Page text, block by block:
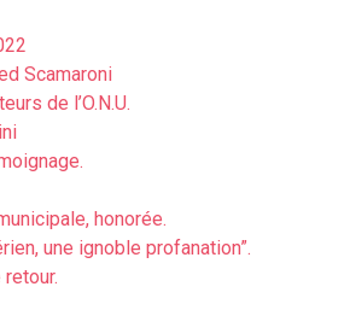
Scamaroni
de l’O.N.U.
honorée.
une ignoble profanation”.